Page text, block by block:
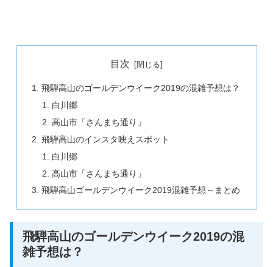
目次
飛騨高山のゴールデンウイーク2019の混雑予想は？
白川郷
高山市「さんまち通り」
飛騨高山のインスタ映えスポット
白川郷
高山市「さんまち通り」
飛騨高山ゴールデンウイーク2019混雑予想～まとめ
飛騨高山のゴールデンウイーク2019の混
雑予想は？